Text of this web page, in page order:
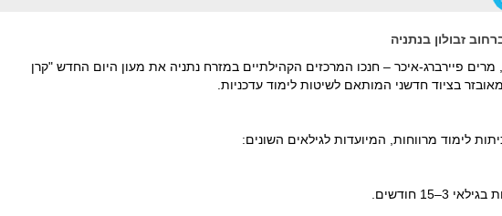
זבולון בנתניה
פיירברג-איכר – חנכו המרכזים הקהילתיים במזרח נתניה את מעון היום החדש "קרן
בציוד חדשני המותאם לשיטות לימוד עדכניות.
לימוד מרווחות, המיועדות לגילאים השונים:
חודשים.